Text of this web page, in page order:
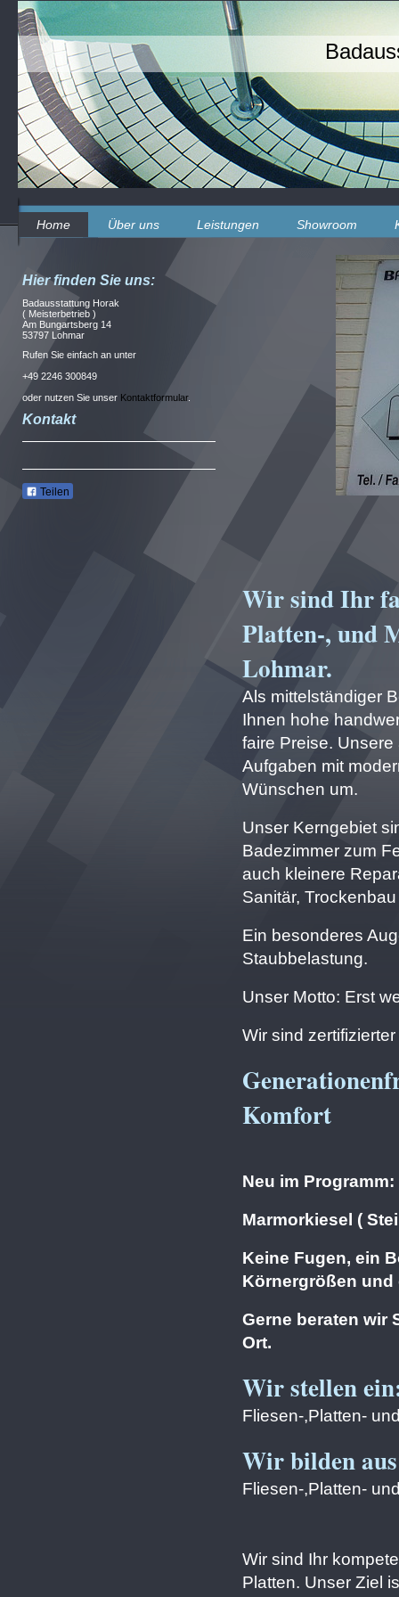
Home Über uns Leistungen Showroom
Wir sind Ihr
Platten-, und
Lohmar.
Als mittelständiger
Ihnen hohe
faire Preise.
Aufgaben mit
Wünschen um.
Unser Kerngebiet
Badezimmer zum
auch kleinere
Sanitär,
Ein besonderes
Staubbelastung.
Unser Motto: Erst
Wir sind
Komfort
Neu im Programm:
Marmorkiesel (
Keine Fugen, ein
Körnergrößen und
Gerne beraten wir
Ort.
Wir stellen
Fliesen-,Platten-
Wir bilden
Fliesen-,Platten-
Wir sind Ihr
Platten. Unser Ziel
Hier finden Sie uns:
Badausstattung Horak
( Meisterbetrieb )
Am Bungartsberg 14
53797 Lohmar
Rufen Sie einfach an unter
+49 2246 300849
oder nutzen Sie unser Kontaktformular.
Kontakt
Teilen